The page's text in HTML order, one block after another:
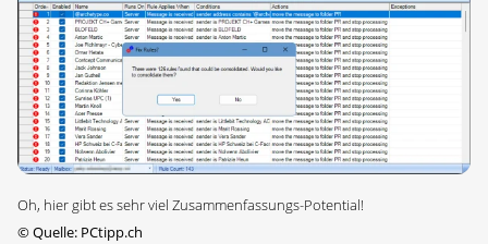
Oh, hier gibt es sehr viel Zusammenfassungs-Potential!
©Quelle: PCtipp.ch